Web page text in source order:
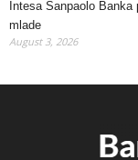
Intesa Sanpaolo
mlade
August 3, 2026